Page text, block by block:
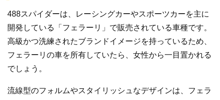
488スパイダーは、レーシングカーやスポーツカーを主に
開発している「フェラーリ」で販売されている車種です。
高級かつ洗練されたブランドイメージを持っているため、
フェラーリの車を所有していたら、女性から一目置かれる
でしょう。
流線型のフォルムやスタイリッシュなデザインは、フェラ